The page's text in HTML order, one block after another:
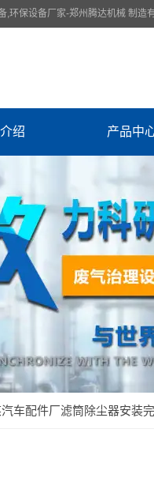
,环保设备厂家-郑州腾达机械 制造
绍 产品中
车配件厂滤筒除尘器安装